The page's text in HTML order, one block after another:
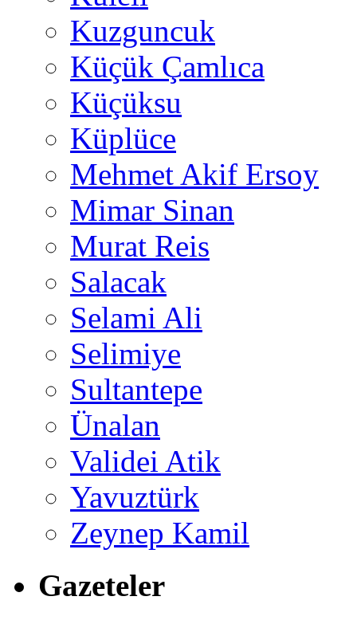
Kuzguncuk
Küçük Çamlıca
Küçüksu
Küplüce
Mehmet Akif Ersoy
Mimar Sinan
Murat Reis
Salacak
Selami Ali
Selimiye
Sultantepe
Ünalan
Validei Atik
Yavuztürk
Zeynep Kamil
Gazeteler